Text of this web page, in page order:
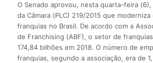
O Senado aprovou, nesta quarta-feira
da Câmara (PLC) 219/2015 que
franquias no Brasil. De acordo com a
de Franchising (ABF), o setor de
174,84 bilhões em 2018. O número de
franquias, segundo a associação, era de